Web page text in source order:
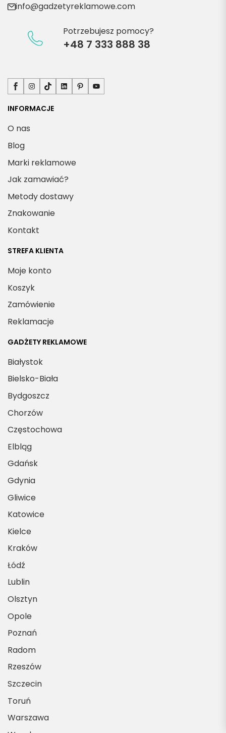
info@gadzetyreklamowe.com
Potrzebujesz pomocy?
+48 7 333 888 38
Facebook
Instagram
TikTokLinkedInPinterestYouTube
INFORMACJE
O nas
Blog
Marki reklamowe
Jak zamawiać?
Metody dostawy
Znakowanie
Kontakt
STREFA KLIENTA
Moje konto
Koszyk
Zamówienie
Reklamacje
GADŻETY REKLAMOWE
Białystok
Bielsko-Biała
Bydgoszcz
Chorzów
Częstochowa
Elbląg
Gdańsk
Gdynia
Gliwice
Katowice
Kielce
Kraków
Łódź
Lublin
Olsztyn
Opole
Poznań
Radom
Rzeszów
Szczecin
Toruń
Warszawa